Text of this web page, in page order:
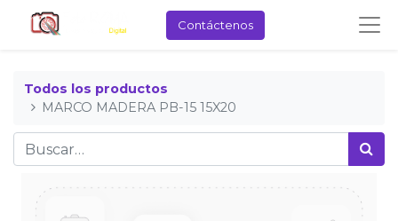
Contáctenos
Todos los productos
MARCO MADERA PB-15 15X20